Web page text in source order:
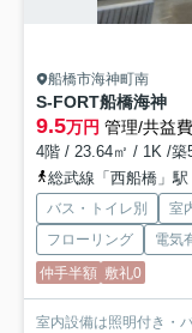
船橋市海神町南
S-FORT船橋海神
9.5万円 管理/共益
4階 / 23.64㎡ / 1K /築
総武線「西船橋」
バス・トイレ別 室
フローリング
電気
仲手半額 敷礼0
室内設備は照明付き・